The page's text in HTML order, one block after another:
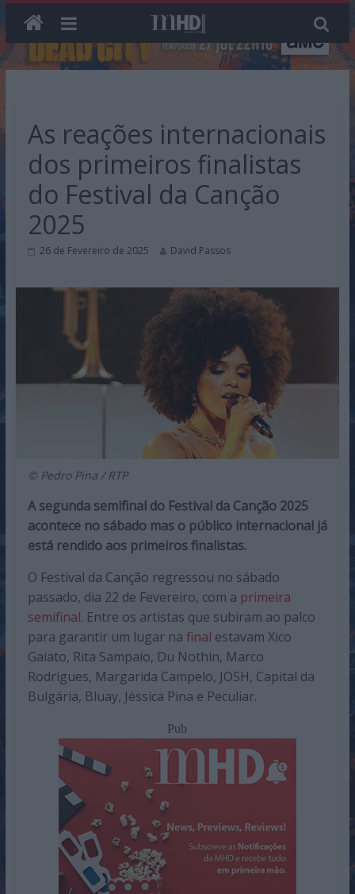
As reações internacionais
dos primeiros finalistas
do Festival da Canção
2025
26 de Fevereiro de 2025 David Passos
© Pedro Pina / RTP
A segunda semifinal do Festival da Canção 2025
acontece no sábado mas o público internacional já
está rendido aos primeiros finalistas.
O Festival da Canção regressou no sábado
passado, dia 22 de Fevereiro, com a primeira
semifinal. Entre os artistas que subiram ao palco
para garantir um lugar na final estavam Xico
Gaiato, Rita Sampaio, Du Nothin, Marco
Rodrigues, Margarida Campelo, JOSH, Capital da
Bulgária, Bluay, Jéssica Pina e Peculiar.
Pub